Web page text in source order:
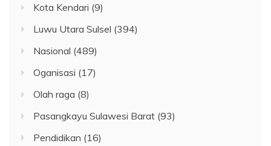
Kota Kendari (9)
Luwu Utara Sulsel (394)
Nasional (489)
Oganisasi (17)
Olah raga (8)
Pasangkayu Sulawesi Barat (93)
Pendidikan (16)